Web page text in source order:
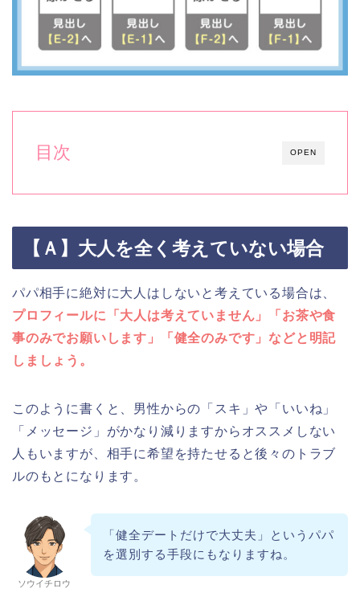
OPEN
目次
【Ａ】大人を全く考えていない場合
パパ相手に絶対に大人はしないと考えている場合は、
プロフィールに「大人は考えていません」「お茶や食
事のみでお願いします」「健全のみです」などと明記
しましょう。
このように書くと、男性からの「スキ」や「いいね」
「メッセージ」がかなり減りますからオススメしない
人もいますが、相手に希望を持たせると後々のトラブ
ルのもとになります。
ソウイチロウ
「健全デートだけで大丈夫」というパパ
を選別する手段にもなりますね。